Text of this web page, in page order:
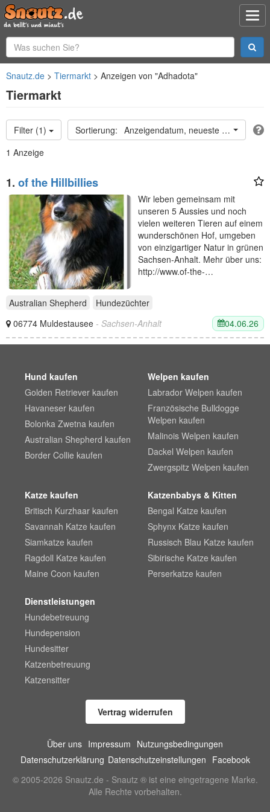
Snautz.de Tiermarkt Anzeigen von "Adhadota"
Tiermarkt
Filter (1)
Anzeigendatum, neueste oben
1 Anzeige
1. of the Hillbillies
Wir leben gemeinsam mit
unseren 5 Aussies und noch
vielen weiteren Tieren auf einem
wunderschönen Hof, umgeben
von einzigartiger Natur in grünen
Sachsen-Anhalt. Mehr über uns:
http://www.of-the-…
Australian Shepherd
Hundezüchter
06774 Muldestausee - Sachsen-Anhalt 04.06.26
Hund kaufen
Golden Retriever kaufen
Havaneser kaufen
Bolonka Zwetna kaufen
Australian Shepherd kaufen
Border Collie kaufen
Welpen kaufen
Labrador Welpen kaufen
Französische Bulldogge
Welpen kaufen
Malinois Welpen kaufen
Dackel Welpen kaufen
Zwergspitz Welpen kaufen
Katze kaufen
Britisch Kurzhaar kaufen
Savannah Katze kaufen
Siamkatze kaufen
Ragdoll Katze kaufen
Maine Coon kaufen
Katzenbabys & Kitten
Bengal Katze kaufen
Sphynx Katze kaufen
Russisch Blau Katze kaufen
Sibirische Katze kaufen
Perserkatze kaufen
Dienstleistungen
Hundebetreuung
Hundepension
Hundesitter
Katzenbetreuung
Katzensitter
Vertrag widerrufen
Über uns Impressum Nutzungsbedingungen
Datenschutzerklärung Datenschutzeinstellungen Facebook
© 2005-2026 Snautz.de - Snautz ® ist eine eingetragene Marke.
Alle Rechte vorbehalten.